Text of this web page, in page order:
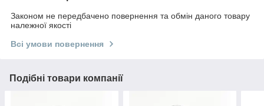
Законом не передбачено повернення та обмін даного товару
належної якості
Всі умови повернення
Подібні товари компанії